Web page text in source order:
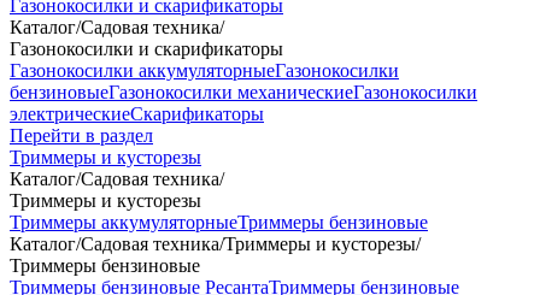
Газонокосилки и скарификаторы
Каталог/Садовая техника/
Газонокосилки и скарификаторы
Газонокосилки аккумуляторныеГазонокосилки
бензиновыеГазонокосилки механическиеГазонокосилки
электрическиеСкарификаторы
Перейти в раздел
Триммеры и кусторезы
Каталог/Садовая техника/
Триммеры и кусторезы
Триммеры аккумуляторныеТриммеры бензиновые
Каталог/Садовая техника/Триммеры и кусторезы/
Триммеры бензиновые
Триммеры бензиновые РесантаТриммеры бензиновые